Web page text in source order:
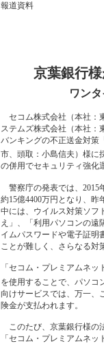
報道資料
京葉銀行
ワン
セコム株式会社（本社：
ステムズ株式会社（本社：
バンキングの不正送金対策
市、頭取：小島信夫）様に
の併用でセキュリティ強化
警察庁の発表では、2015
約15億4400万円となり、
中には、ウイルス対策ソフ
え」、「利用パソコンの遠
イムパスワードや電子証明
ことが難しく、さらなる対
「セコム・プレミアムネッ
を使用することで、パソコ
向けサービスでは、万一、
険金が支払われます。
このたび、京葉銀行様の
「セコム・プレミアムネッ